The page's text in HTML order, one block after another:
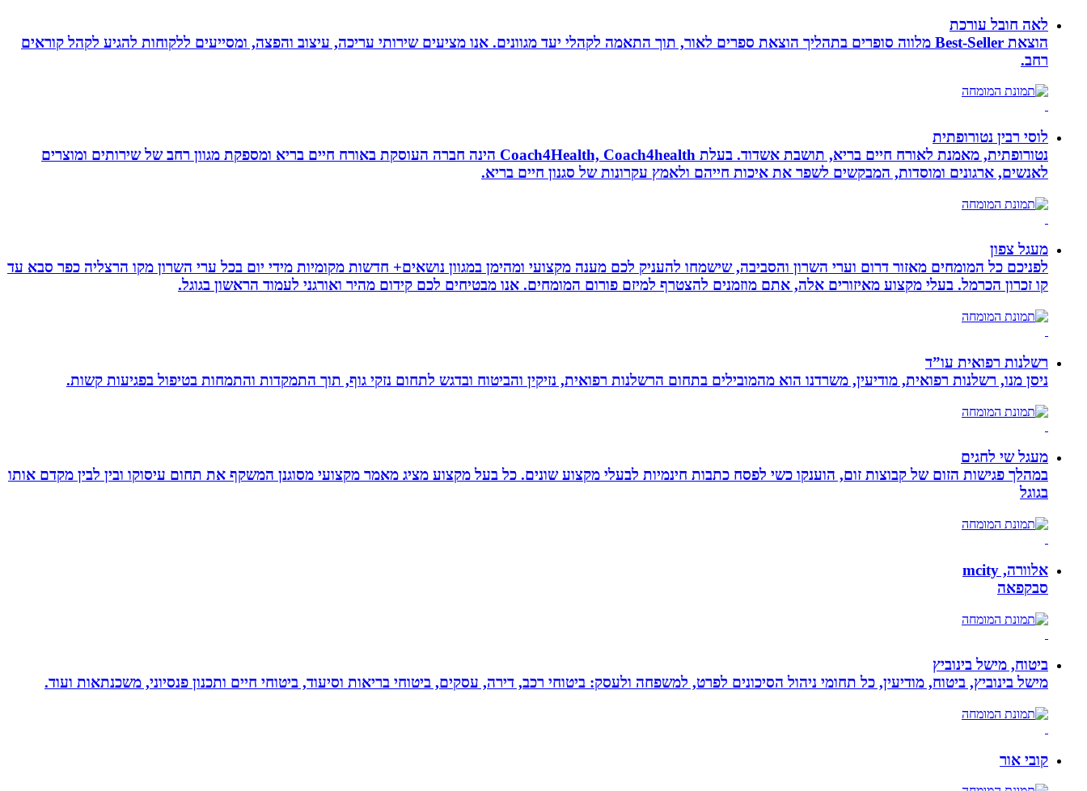
לאה חובל עורכת
הוצאת Best-Seller מלווה סופרים בתהליך הוצאת ספרים לאור, תוך התאמה לקהלי יעד מגוונים. אנו מציעים שירותי עריכה, עיצוב והפצה, ומסייעים ללקוחות להגיע לקהל קוראים
רחב.
לוסי רבין נטורופתית
נטורופתית, מאמנת לאורח חיים בריא, תושבת אשדוד. בעלת Coach4Health, Coach4health הינה חברה העוסקת באורח חיים בריא ומספקת מגוון רחב של שירותים ומוצרים
לאנשים, ארגונים ומוסדות, המבקשים לשפר את איכות חייהם ולאמץ עקרונות של סגנון חיים בריא.
מעגל צפון
לפניכם כל המומחים מאזור דרום וערי השרון והסביבה, שישמחו להעניק לכם מענה מקצועי ומהימן במגוון נושאים+ חדשות מקומיות מידי יום בכל ערי השרון מקו הרצליה כפר סבא עד
קו זכרון הכרמל. בעלי מקצוע מאיזורים אלה, אתם מוזמנים להצטרף למיזם פורום המומחים. אנו מבטיחים לכם קידום מהיר ואורגני לעמוד הראשון בגוגל.
רשלנות רפואית עו”ד
ניסן מנו, רשלנות רפואית, מודיעין, משרדנו הוא מהמובילים בתחום הרשלנות רפואית, נזיקין והביטוח ובדגש לתחום נזקי גוף, תוך התמקדות והתמחות בטיפול בפגיעות קשות.
מעגל שי לחגים
במהלך פגישות הזום של קבוצות זום, הוענקו כשי לפסח כתבות חינמיות לבעלי מקצוע שונים. כל בעל מקצוע מציג מאמר מקצועי מסוגנן המשקף את תחום עיסוקו ובין לבין מקדם אותו
בגוגל
אלוורה, mcity
סבקפאה
ביטוח, מישל בינוביץ
מישל בינוביץ, ביטוח, מודיעין, כל תחומי ניהול הסיכונים לפרט, למשפחה ולעסק: ביטוחי רכב, דירה, עסקים, ביטוחי בריאות וסיעוד, ביטוחי חיים ותכנון פנסיוני, משכנתאות ועוד.
קובי אור